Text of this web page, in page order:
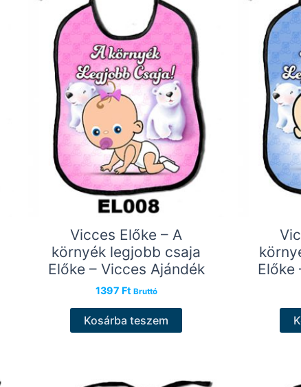
Vicces Előke – A
környék legjobb csaja
Előke – Vicces Ajándék
1397 Ft Bruttó
Kosárba teszem
Előke